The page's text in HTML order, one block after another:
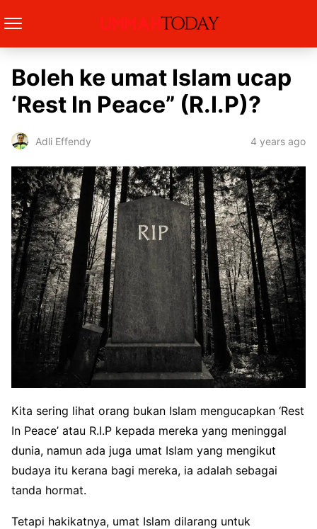
Boleh ke umat Islam ucap
‘Rest In Peace” (R.I.P)?
Adli Effendy 4 years ago
Kita sering lihat orang bukan Islam mengucapkan ‘Rest
In Peace’ atau R.I.P kepada mereka yang meninggal
dunia, namun ada juga umat Islam yang mengikut
budaya itu kerana bagi mereka, ia adalah sebagai
tanda hormat.
Tetapi hakikatnya, umat Islam dilarang untuk